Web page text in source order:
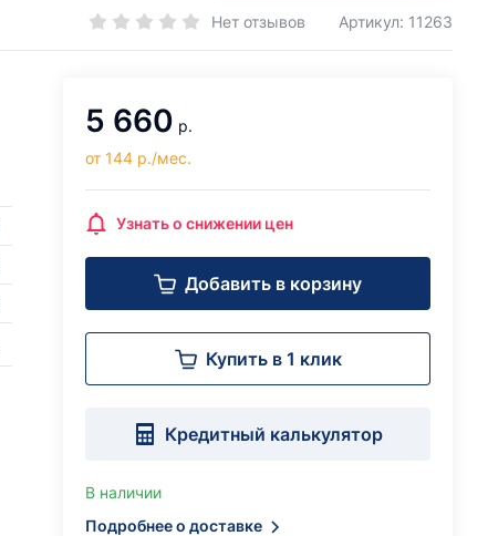
Нет отзывов Артикул: 11263
5 660 р.
от 144 р./мес.
Узнать о снижении цен
Добавить в корзину
Купить в 1 клик
Кредитный калькулятор
В наличии
Подробнее о доставке